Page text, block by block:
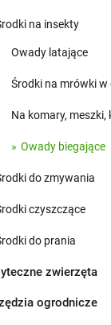
na insekty
Owady latające
Środki na mrówki w
Na komary, meszki,
Owady biegające
do zmywania
czyszczące
do prania
zwierzęta
ogrodnicze